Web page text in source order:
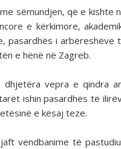
sëmundjen, që e kishte
e kërkimore,
pasardhës i arbëreshëve
e hënë në Zagreb.
dhjetëra vepra e qindra
ishin pasardhës të
e kësaj teze.
vendbanime të